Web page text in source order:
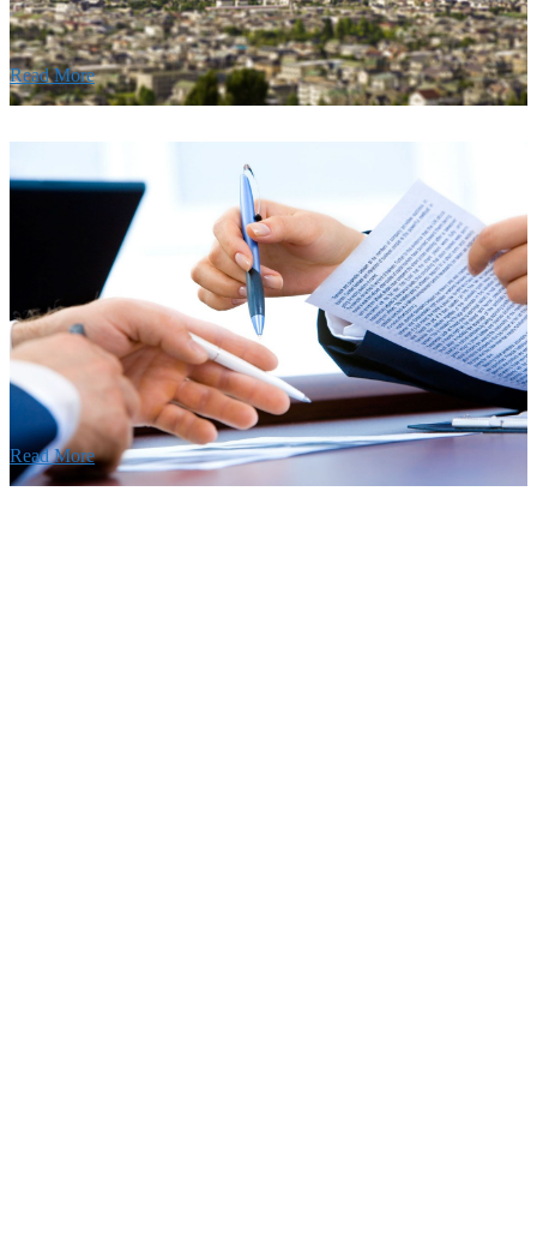
Read More
採用情報
あなたの実力を発揮してみませんか？幅広い人材
います。特に建設業の営業経験者、技術者の方を
す。
Read More